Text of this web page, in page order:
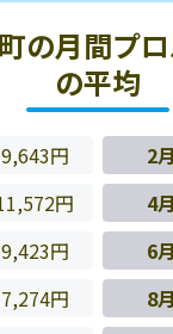
の月間プ
の平均
9,643円 2月
円 4月
9,423円 6月
7,274円 8月